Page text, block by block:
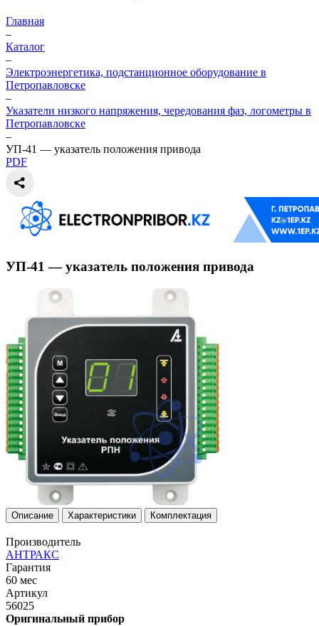
Главная
–
Каталог
–
Электроэнергетика, подстанционное оборудование в
Петропавловске
–
Указатели низкого напряжения, чередования фаз, логометры в
Петропавловске
–
УП-41 — указатель положения привода
PDF
УП-41 — указатель положения привода
Описание Характеристики Комплектация
Производитель
АНТРАКС
Гарантия
60 мес
Артикул
56025
Оригинальный прибор